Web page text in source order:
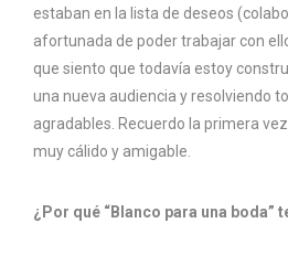
estaban en la lista de deseos
afortunada de poder trabajar con
que siento que todavía estoy
una nueva audiencia y resolviendo
agradables. Recuerdo la primera
muy cálido y amigable.
¿Por qué “Blanco para una boda”